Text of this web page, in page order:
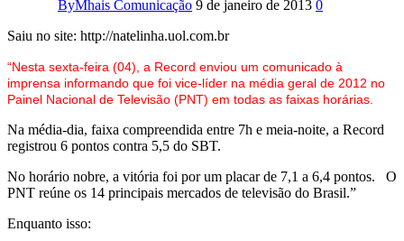
comemora
vice-
liderança
em
todo
o
Brasil
ByMhais Comunicação 9 de janeiro de 2013 0
Saiu no site: http://natelinha.uol.com.br
“Nesta sexta-feira (04), a Record enviou um comunicado à
imprensa informando que foi vice-líder na média geral de 2012 no
Painel Nacional de Televisão (PNT) em todas as faixas horárias.
Na média-dia, faixa compreendida entre 7h e meia-noite, a Record
registrou 6 pontos contra 5,5 do SBT.
No horário nobre, a vitória foi por um placar de 7,1 a 6,4 pontos. O
PNT reúne os 14 principais mercados de televisão do Brasil.”
Enquanto isso: